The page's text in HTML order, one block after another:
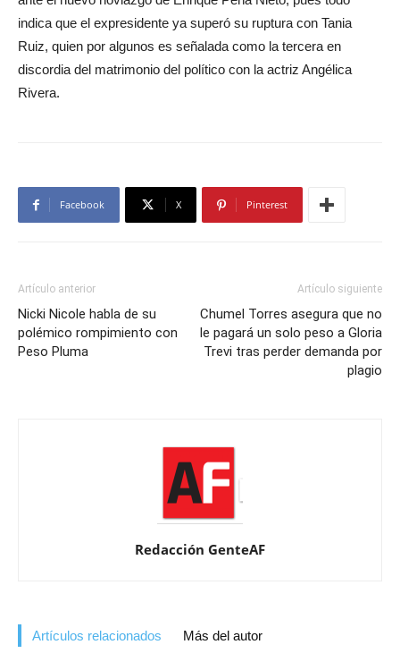
indica que el expresidente ya superó su ruptura con Tania
Ruiz, quien por algunos es señalada como la tercera en
discordia del matrimonio del político con la actriz Angélica
Rivera.
Facebook X Pinterest
Artículo anterior
Nicki Nicole habla de su
polémico rompimiento con
Peso Pluma
Artículo siguiente
Chumel Torres asegura que no
le pagará un solo peso a Gloria
Trevi tras perder demanda por
plagio
Redacción GenteAF
Artículos relacionados Más del autor